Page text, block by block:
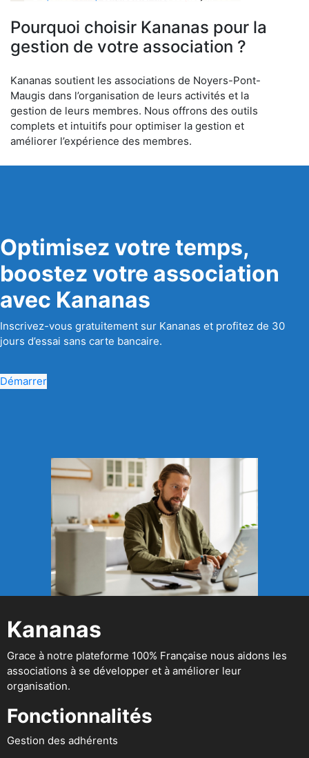
Pourquoi choisir Kananas pour la
gestion de votre association ?
Kananas soutient les associations de Noyers-Pont-
Maugis dans l’organisation de leurs activités et la
gestion de leurs membres. Nous offrons des outils
complets et intuitifs pour optimiser la gestion et
améliorer l’expérience des membres.
Optimisez votre temps,
boostez votre association
avec Kananas
Inscrivez-vous gratuitement sur Kananas et profitez de 30
jours d’essai sans carte bancaire.
Démarrer
Kananas
Grace à notre plateforme 100% Française nous aidons les
associations à se développer et à améliorer leur
organisation.
Fonctionnalités
Gestion des adhérents